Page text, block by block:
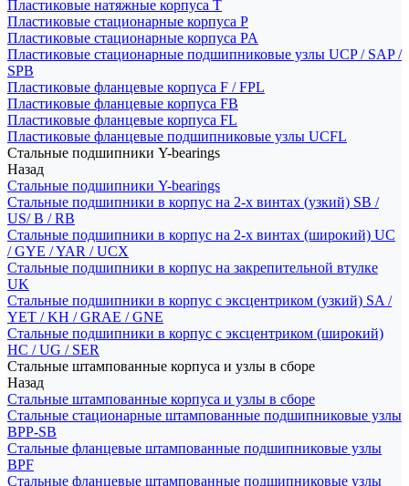
Пластиковые натяжные корпуса T
Пластиковые стационарные корпуса P
Пластиковые стационарные корпуса PA
Пластиковые стационарные подшипниковые узлы UCP / SAP /
SPB
Пластиковые фланцевые корпуса F / FPL
Пластиковые фланцевые корпуса FB
Пластиковые фланцевые корпуса FL
Пластиковые фланцевые подшипниковые узлы UCFL
Стальные подшипники Y-bearings
Назад
Стальные подшипники Y-bearings
Стальные подшипники в корпус на 2-х винтах (узкий) SB /
US/ B / RB
Стальные подшипники в корпус на 2-х винтах (широкий) UC
/ GYE / YAR / UCX
Стальные подшипники в корпус на закрепительной втулке
UK
Стальные подшипники в корпус с эксцентриком (узкий) SA /
YET / KH / GRAE / GNE
Стальные подшипники в корпус с эксцентриком (широкий)
HC / UG / SER
Стальные штампованные корпуса и узлы в сборе
Назад
Стальные штампованные корпуса и узлы в сборе
Стальные стационарные штампованные подшипниковые узлы
BPP-SB
Стальные фланцевые штампованные подшипниковые узлы
BPF
Стальные фланцевые штампованные подшипниковые узлы